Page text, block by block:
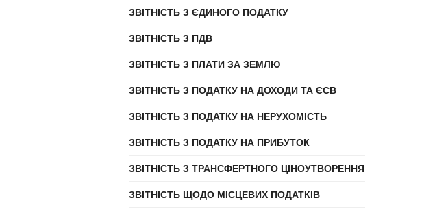
ЗВІТНІСТЬ З ЄДИНОГО ПОДАТКУ
ЗВІТНІСТЬ З ПДВ
ЗВІТНІСТЬ З ПЛАТИ ЗА ЗЕМЛЮ
ЗВІТНІСТЬ З ПОДАТКУ НА ДОХОДИ ТА ЄСВ
ЗВІТНІСТЬ З ПОДАТКУ НА НЕРУХОМІСТЬ
ЗВІТНІСТЬ З ПОДАТКУ НА ПРИБУТОК
ЗВІТНІСТЬ З ТРАНСФЕРТНОГО ЦІНОУТВОРЕННЯ
ЗВІТНІСТЬ ЩОДО МІСЦЕВИХ ПОДАТКІВ